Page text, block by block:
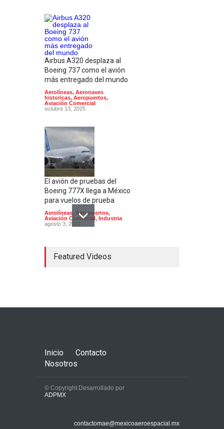
Airbus A320 desplaza al
Boeing 737 como el avión
más entregado del mundo
Aerolíneas, Aeronaves
historicas, Aeropuertos,
Aviación Comercial
octubre 13, 2025
El avión de pruebas del
Boeing 777X llega a México
para vuelos de prueba
Aerolíneas, Aeropuertos,
Aviación Comercial , Industria
agosto 3, 2024
supersónico que venía a
AICM pase de 43 a 44
Featured Videos
Inicio
Contacto
Nosotros
© Copyright Desarrollado por
ADPMX
contactomae@mexicoaeroespacial.mx